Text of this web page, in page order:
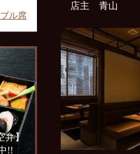
店主 青山
ル席
弁】
!!